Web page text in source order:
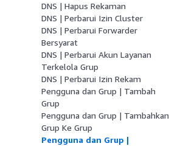
DNS | Hapus Rekaman
DNS | Perbarui Izin Cluster
DNS | Perbarui Forwarder
Bersyarat
DNS | Perbarui Akun Layanan
Terkelola Grup
DNS | Perbarui Izin Rekam
Pengguna dan Grup | Tambah
Grup
Pengguna dan Grup | Tambahkan
Grup Ke Grup
Pengguna dan Grup |